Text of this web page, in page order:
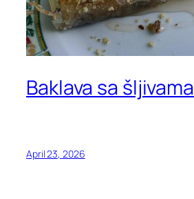
Baklava sa šljivama
April 23, 2026